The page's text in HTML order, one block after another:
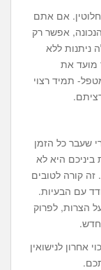
אם אתם
אפשר רק
ניתנות ללא
מועד את
תמיד רצוי
שעבר כל הזמן
היא לא
זה קורה לטובים
עם הבעיות.
הצרות, לפרוק
לנישואין